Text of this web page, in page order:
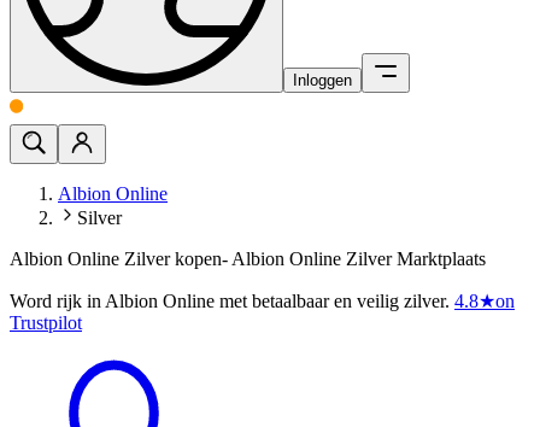
Inloggen
Albion Online
Silver
Albion Online Zilver kopen- Albion Online Zilver Marktplaats
Word rijk in Albion Online met betaalbaar en veilig zilver. 4.8★on
Trustpilot